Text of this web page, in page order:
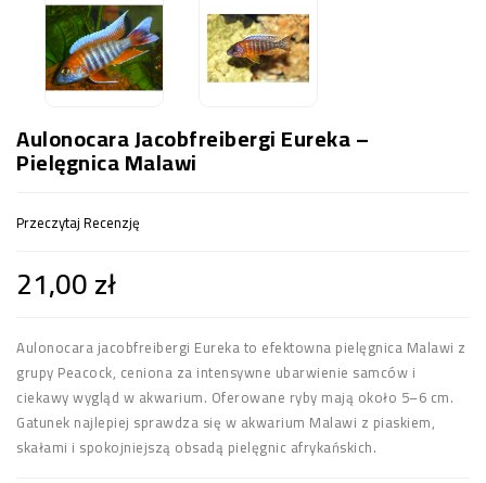
Aulonocara Jacobfreibergi Eureka –
Pielęgnica Malawi
Przeczytaj Recenzję
21,00 zł
Aulonocara jacobfreibergi Eureka to efektowna pielęgnica Malawi z
grupy Peacock, ceniona za intensywne ubarwienie samców i
ciekawy wygląd w akwarium. Oferowane ryby mają około 5–6 cm.
Gatunek najlepiej sprawdza się w akwarium Malawi z piaskiem,
skałami i spokojniejszą obsadą pielęgnic afrykańskich.